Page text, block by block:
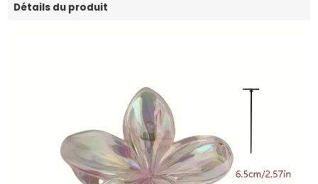
Détails du produit